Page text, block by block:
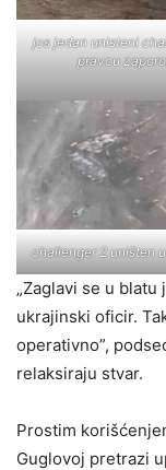
jos jedan unisteni
pravcu
challenger 2 uništen
„Zaglavi se u
ukrajinski oficir.
operativno”,
relaksiraju stvar.
Prostim
Guglovoj pretrazi